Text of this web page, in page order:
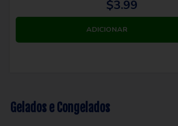
$3.99
Gelados e Congelados